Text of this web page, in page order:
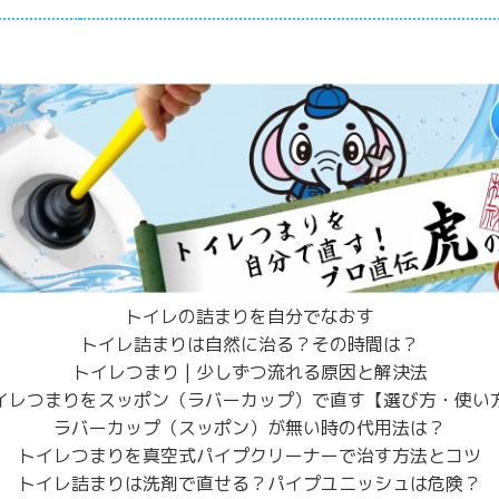
トイレの詰まりを自分でなおす
トイレ詰まりは自然に治る？その時間は？
トイレつまり | 少しずつ流れる原因と解決法
レつまりをスッポン（ラバーカップ）で直す【選び方・使い
ラバーカップ（スッポン）が無い時の代用法は？
トイレつまりを真空式パイプクリーナーで治す方法とコツ
トイレ詰まりは洗剤で直せる？パイプユニッシュは危険？